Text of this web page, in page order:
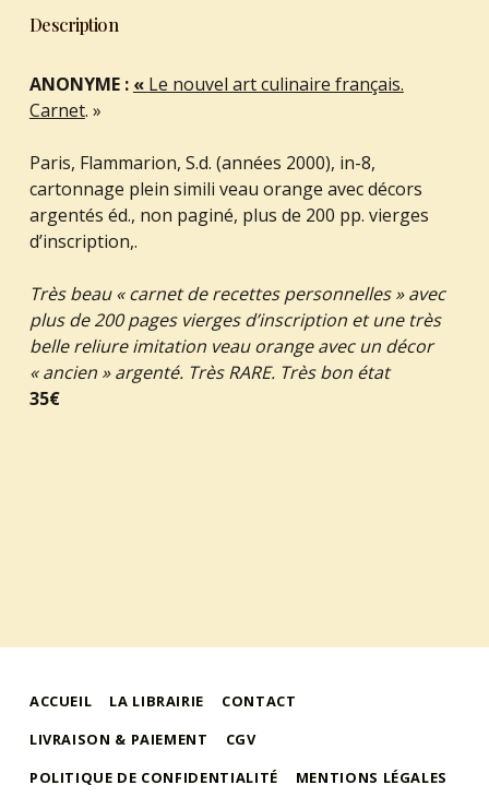
Description
ANONYME : « Le nouvel art culinaire français.
Carnet. »
Paris, Flammarion, S.d. (années 2000), in-8,
cartonnage plein simili veau orange avec décors
argentés éd., non paginé, plus de 200 pp. vierges
d’inscription,.
Très beau « carnet de recettes personnelles » avec
plus de 200 pages vierges d’inscription et une très
belle reliure imitation veau orange avec un décor
« ancien » argenté. Très RARE. Très bon état
35€
ACCUEIL LA LIBRAIRIE
CONTACT
LIVRAISON & PAIEMENT
CGV
POLITIQUE DE CONFIDENTIALITÉ
MENTIONS LÉGALES